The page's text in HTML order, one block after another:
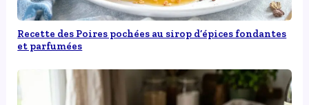
Recette des Poires pochées au sirop d’épices fondantes
et parfumées